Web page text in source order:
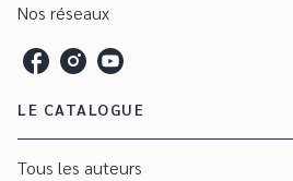
Nos réseaux
LE CATALOGUE
Tous les auteurs